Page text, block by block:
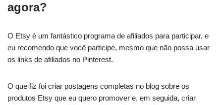
agora?
O Etsy é um fantástico programa de afiliados para participar, e
eu recomendo que você participe, mesmo que não possa usar
os links de afiliados no Pinterest.
O que fiz foi criar postagens completas no blog sobre os
produtos Etsy que eu quero promover e, em seguida, criar